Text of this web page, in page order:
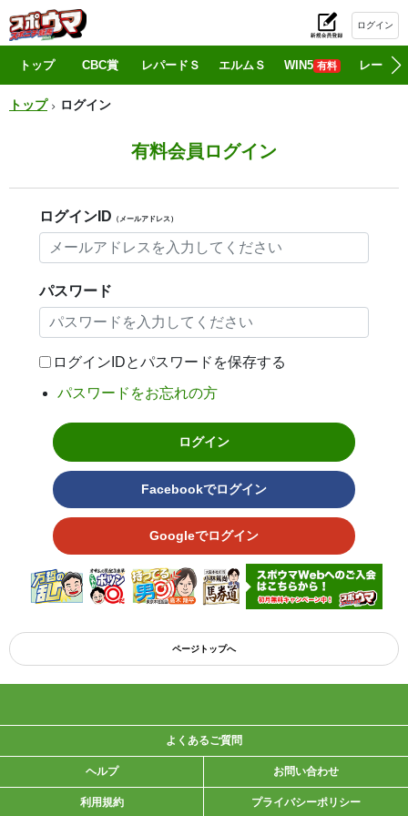
ログイン
トップ CBC賞 レパードＳ エルムＳ WIN5 有料 レース
トップ ログイン
有料会員ログイン
ログインID （メールアドレス）
パスワード
ログインIDとパスワードを保存する
パスワードをお忘れの方
ログイン
Facebookでログイン
Googleでログイン
ページトップへ
よくあるご質問
ヘルプ お問い合わせ
利用規約 プライバシーポリシー